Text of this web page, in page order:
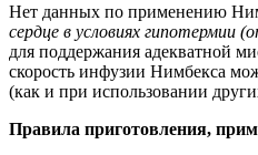
Нет данных по применению
сердце в условиях гипотермии
для поддержания адекватной
скорость инфузии Нимбекса
(как и при использовании
Правила приготовления,